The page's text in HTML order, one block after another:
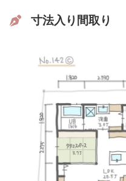
寸法入り間取り